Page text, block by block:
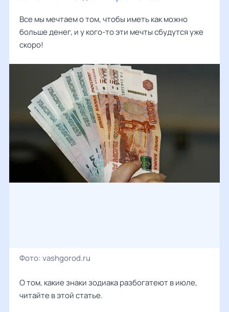
Все мы мечтаем о том, чтобы иметь как можно
больше денег, и у кого-то эти мечты сбудутся уже
скоро!
Фото: vashgorod.ru
О том, какие знаки зодиака разбогатеют в июле,
читайте в этой статье.